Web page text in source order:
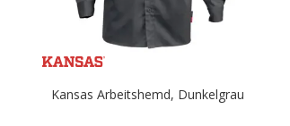
Kansas Arbeitshemd, Dunkelgrau